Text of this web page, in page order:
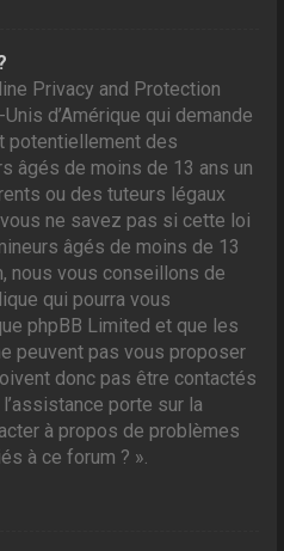
Privacy and Protection
d’Amérique qui demande
potentiellement des
âgés de moins de 13 ans un
ou des tuteurs légaux
ne savez pas si cette loi
âgés de moins de 13
nous vous conseillons de
qui pourra vous
phpBB Limited et que les
peuvent pas vous proposer
donc pas être contactés
porte sur la
à propos de problèmes
à ce forum ? ».